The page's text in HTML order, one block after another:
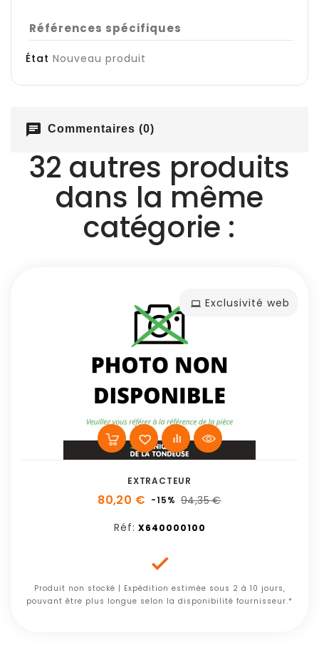
Références spécifiques
État Nouveau produit
chat Commentaires (0)
32 autres produits
dans la même
catégorie :
Exclusivité web
EXTRACTEUR
80,20 € -15% 94,35 €
Réf: X640000100

Produit non stocké | Expédition estimée sous 2 à 10 jours,
pouvant être plus longue selon la disponibilité fournisseur.*